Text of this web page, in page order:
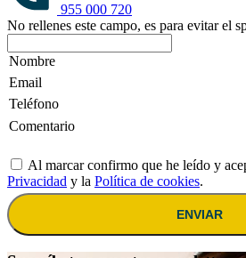
955 000 720
No rellenes este campo, es para evitar el
Al marcar confirmo que he leído y
Privacidad y la Política de cookies.
ENVIAR